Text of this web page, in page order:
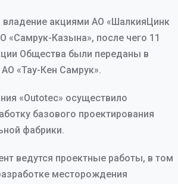
владение акциями АО «ШалкияЦинк
«Самрук-Казына», после чего 11
Общества были переданы в
«Тау-Кен Самрук».
«Outotec» осуществило
базового проектирования
фабрики.
ведутся проектные работы, в том
месторождения